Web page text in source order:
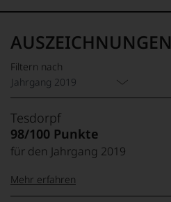
AUSZEICHNUNGEN
Filtern nach
Jahrgang 2019
Tesdorpf
98/100 Punkte
für den Jahrgang 2019
Mehr erfahren